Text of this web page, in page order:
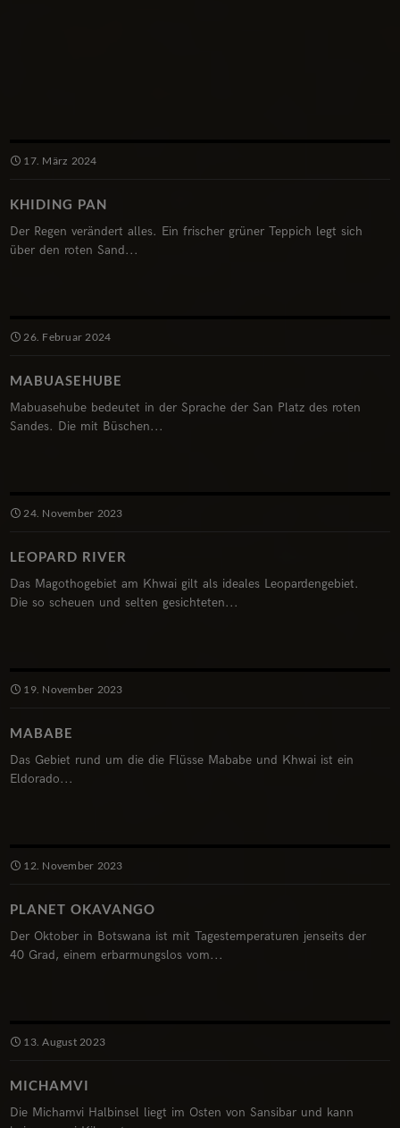
17. März 2024
KHIDING PAN
Der Regen verändert alles. Ein frischer grüner Teppich legt sich
über den roten Sand...
26. Februar 2024
MABUASEHUBE
Mabuasehube bedeutet in der Sprache der San Platz des roten
Sandes. Die mit Büschen...
24. November 2023
LEOPARD RIVER
Das Magothogebiet am Khwai gilt als ideales Leopardengebiet.
Die so scheuen und selten gesichteten...
19. November 2023
MABABE
Das Gebiet rund um die die Flüsse Mababe und Khwai ist ein
Eldorado...
12. November 2023
PLANET OKAVANGO
Der Oktober in Botswana ist mit Tagestemperaturen jenseits der
40 Grad, einem erbarmungslos vom...
13. August 2023
MICHAMVI
Die Michamvi Halbinsel liegt im Osten von Sansibar und kann